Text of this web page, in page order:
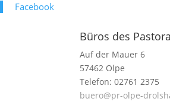
Face­book
Büros des
Auf der Mauer 6
57462 Olpe
Telefon: 02761 2375
buero@pr-olpe-